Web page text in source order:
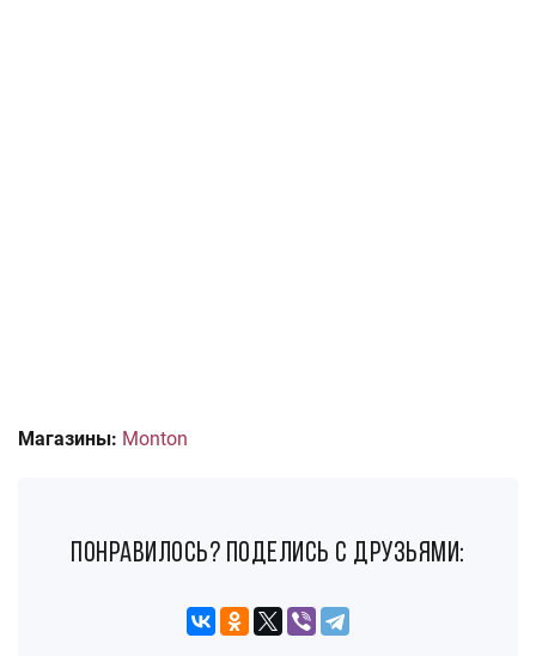
Магазины: Monton
понравилось? поделись с друзьями: